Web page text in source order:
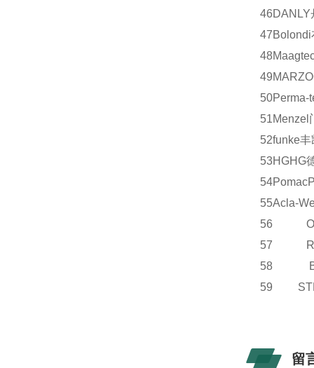
46DANLY
47Bolondi
48
49
50Perma-
51Menzel
52funke丰
53HGHG
54Pomac
55Acla-
56
57
58
59
留